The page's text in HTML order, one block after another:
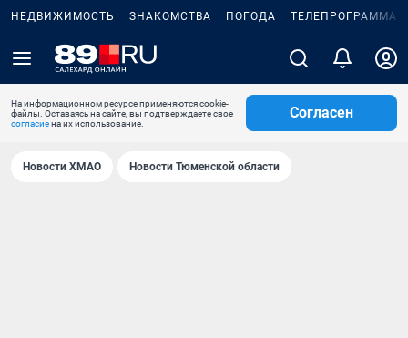
НЕДВИЖИМОСТЬ ЗНАКОМСТВА ПОГОДА ТЕЛЕПРОГРАММА
На информационном ресурсе применяются cookie-
файлы. Оставаясь на сайте, вы подтверждаете свое
согласиена их использование.
Согласен
Новости ХМАО Новости Тюменской области